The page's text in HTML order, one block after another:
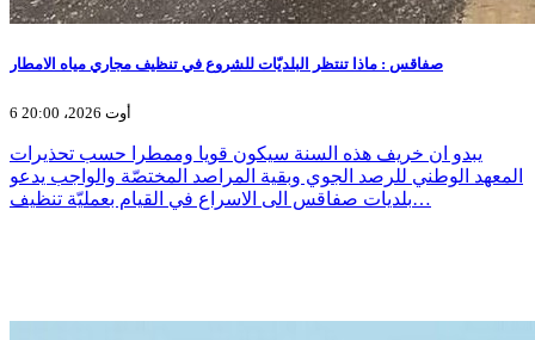
صفاقس : ماذا تنتظر البلديّات للشروع في تنظيف مجاري مياه الامطار
6 أوت 2026، 20:00
يبدو ان خريف هذه السنة سيكون قويا وممطرا حسب تحذيرات
المعهد الوطني للرصد الجوي وبقية المراصد المختصّة والواجب يدعو
بلديات صفاقس الى الاسراع في القيام بعمليّة تنظيف…